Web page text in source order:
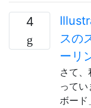
4
スの
ーリ
さて
って
ボード